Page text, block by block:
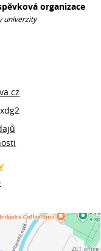
organizace
univerzity